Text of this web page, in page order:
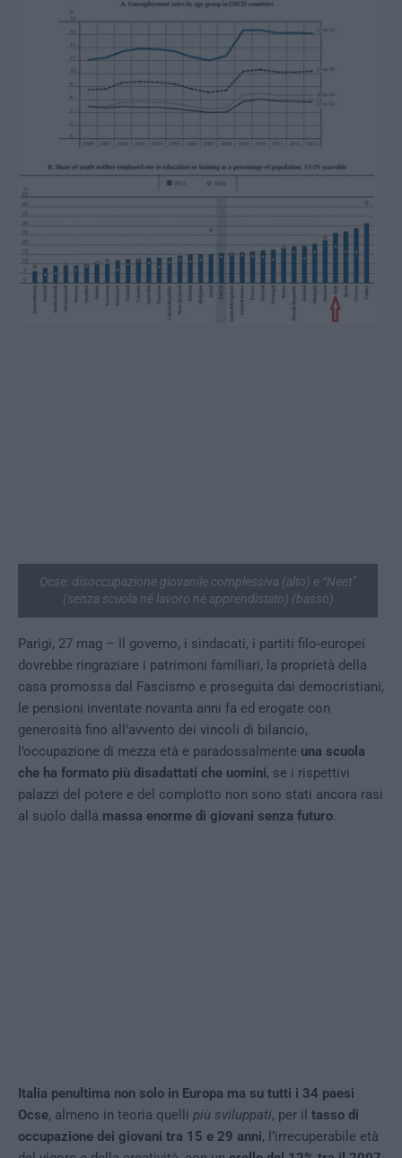
Ocse: disoccupazione giovanile complessiva (alto) e “Neet”
(senza scuola né lavoro né apprendistato) (basso)
Parigi, 27 mag – Il governo, i sindacati, i partiti filo-europei
dovrebbe ringraziare i patrimoni familiari, la proprietà della
casa promossa dal Fascismo e proseguita dai democristiani,
le pensioni inventate novanta anni fa ed erogate con
generosità fino all’avvento dei vincoli di bilancio,
l’occupazione di mezza età e paradossalmente una scuola
che ha formato più disadattati che uomini, se i rispettivi
palazzi del potere e del complotto non sono stati ancora rasi
al suolo dalla massa enorme di giovani senza futuro.
Italia penultima non solo in Europa ma su tutti i 34 paesi
Ocse, almeno in teoria quelli più sviluppati, per il tasso di
occupazione dei giovani tra 15 e 29 anni, l’irrecuperabile età